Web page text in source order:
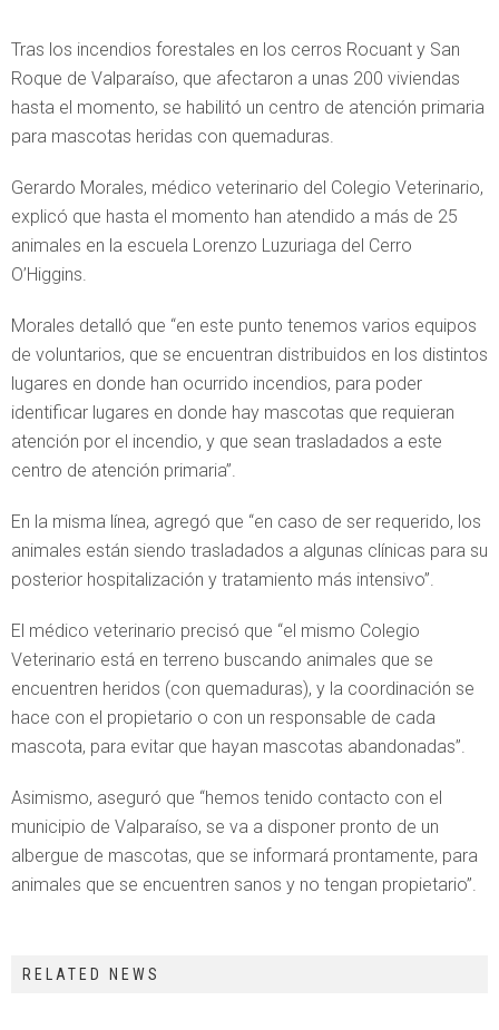
Tras los incendios forestales en los cerros Rocuant y San
Roque de Valparaíso, que afectaron a unas 200 viviendas
hasta el momento, se habilitó un centro de atención primaria
para mascotas heridas con quemaduras.
Gerardo Morales, médico veterinario del Colegio Veterinario,
explicó que hasta el momento han atendido a más de 25
animales en la escuela Lorenzo Luzuriaga del Cerro
O’Higgins.
Morales detalló que “en este punto tenemos varios equipos
de voluntarios, que se encuentran distribuidos en los distintos
lugares en donde han ocurrido incendios, para poder
identificar lugares en donde hay mascotas que requieran
atención por el incendio, y que sean trasladados a este
centro de atención primaria”.
En la misma línea, agregó que “en caso de ser requerido, los
animales están siendo trasladados a algunas clínicas para su
posterior hospitalización y tratamiento más intensivo”.
El médico veterinario precisó que “el mismo Colegio
Veterinario está en terreno buscando animales que se
encuentren heridos (con quemaduras), y la coordinación se
hace con el propietario o con un responsable de cada
mascota, para evitar que hayan mascotas abandonadas”.
Asimismo, aseguró que “hemos tenido contacto con el
municipio de Valparaíso, se va a disponer pronto de un
albergue de mascotas, que se informará prontamente, para
animales que se encuentren sanos y no tengan propietario”.
RELATED NEWS